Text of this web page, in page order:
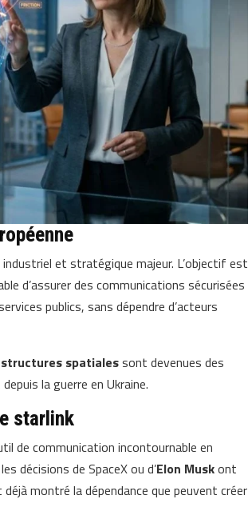
et stratégique majeur. L’objectif est
d’assurer des communications sécurisées
publics, sans dépendre d’acteurs
spatialessont devenues des
la guerre en Ukraine.
starlink
de communication incontournable en
décisions de SpaceX ou d’Elon Muskont
montré la dépendance que peuvent créer